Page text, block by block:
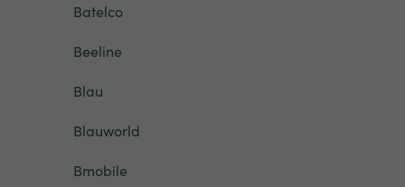
Batelco
Beeline
Blau
Blauworld
Bmobile